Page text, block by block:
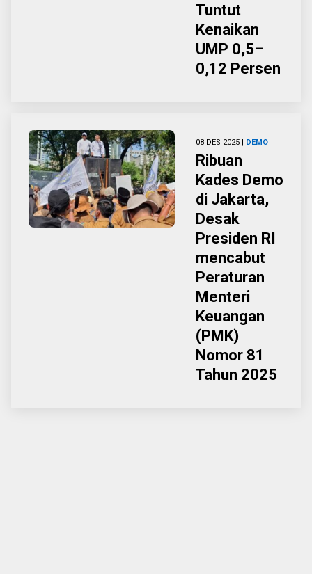
Tuntut
Kenaikan
UMP 0,5–
0,12 Persen
08 DES 2025 | DEMO
Ribuan
Kades Demo
di Jakarta,
Desak
Presiden RI
mencabut
Peraturan
Menteri
Keuangan
(PMK)
Nomor 81
Tahun 2025